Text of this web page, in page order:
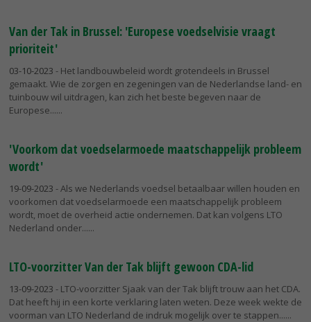
Van der Tak in Brussel: 'Europese voedselvisie vraagt
prioriteit'
03-10-2023 - Het landbouwbeleid wordt grotendeels in Brussel
gemaakt. Wie de zorgen en zegeningen van de Nederlandse land- en
tuinbouw wil uitdragen, kan zich het beste begeven naar de
Europese...
'Voorkom dat voedselarmoede maatschappelijk probleem
wordt'
19-09-2023 - Als we Nederlands voedsel betaalbaar willen houden en
voorkomen dat voedselarmoede een maatschappelijk probleem
wordt, moet de overheid actie ondernemen. Dat kan volgens LTO
Nederland onder...
LTO-voorzitter Van der Tak blijft gewoon CDA-lid
13-09-2023 - LTO-voorzitter Sjaak van der Tak blijft trouw aan het CDA.
Dat heeft hij in een korte verklaring laten weten. Deze week wekte de
voorman van LTO Nederland de indruk mogelijk over te stappen...